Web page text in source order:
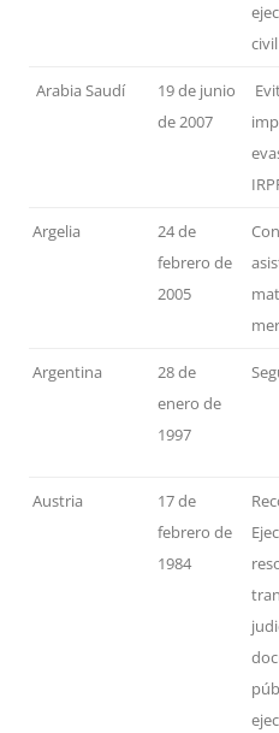
Arabia Saudí
19 de junio
de 2007
Argelia
24 de
febrero de
2005
Argentina
28 de
enero de
1997
Austria
17 de
febrero de
1984